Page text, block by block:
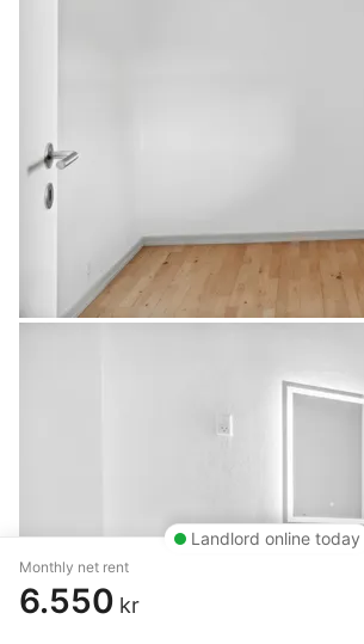
Landlord online today
Monthly net rent
6.550 kr